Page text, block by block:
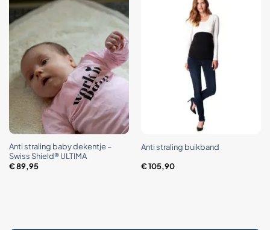
Anti straling baby dekentje –
Swiss Shield® ULTIMA
€89,95
Anti straling buikband
€105,90